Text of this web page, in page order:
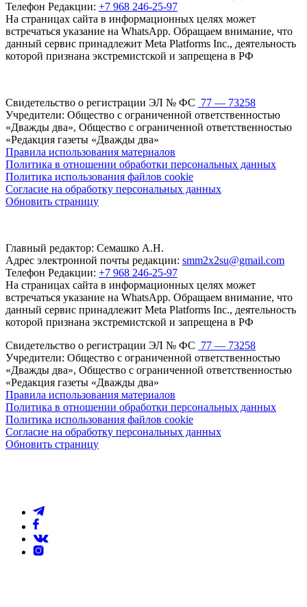
Телефон Редакции: +7 968 246-25-97
На страницах сайта в информационных целях может
встречаться указание на WhatsApp. Обращаем внимание, что
данный сервис принадлежит Meta Platforms Inc., деятельность
которой признана экстремистской и запрещена в РФ
Свидетельство о регистрации ЭЛ № ФС 77 — 73258
Учредители: Общество с ограниченной ответственностью
«Дважды два», Общество с ограниченной ответственностью
«Редакция газеты «Дважды два»
Правила использования материалов
Политика в отношении обработки персональных данных
Политика использования файлов cookie
Согласие на обработку персональных данных
Обновить страницу
Главный редактор: Семашко А.Н.
Адрес электронной почты редакции: smm2x2su@gmail.com
Телефон Редакции: +7 968 246-25-97
На страницах сайта в информационных целях может
встречаться указание на WhatsApp. Обращаем внимание, что
данный сервис принадлежит Meta Platforms Inc., деятельность
которой признана экстремистской и запрещена в РФ
Свидетельство о регистрации ЭЛ № ФС 77 — 73258
Учредители: Общество с ограниченной ответственностью
«Дважды два», Общество с ограниченной ответственностью
«Редакция газеты «Дважды два»
Правила использования материалов
Политика в отношении обработки персональных данных
Политика использования файлов cookie
Согласие на обработку персональных данных
Обновить страницу